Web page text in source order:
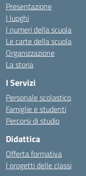
Presentazione
I luoghi
I numeri della scuola
Le carte della scuola
Organizzazione
La storia
I Servizi
Personale scolastico
Famiglie e studenti
Percorsi di studio
Didattica
Offerta formativa
I progetti delle classi